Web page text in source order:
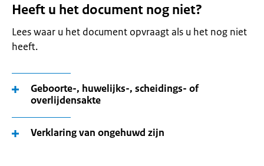
Heeft u het document nog niet?
Lees waar u het document opvraagt als u het nog niet
heeft.
Geboorte-, huwelijks-, scheidings- of
overlijdensakte
Verklaring van ongehuwd zijn